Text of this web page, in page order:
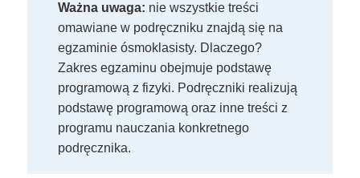
Ważna uwaga: nie wszystkie treści
omawiane w podręczniku znajdą się na
egzaminie ósmoklasisty. Dlaczego?
Zakres egzaminu obejmuje podstawę
programową z fizyki. Podręczniki realizują
podstawę programową oraz inne treści z
programu nauczania konkretnego
podręcznika.